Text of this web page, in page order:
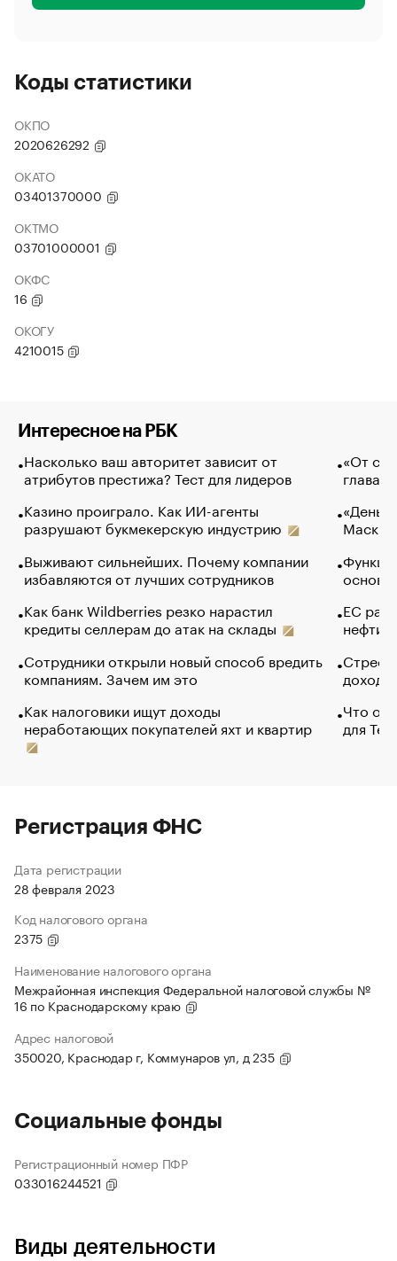
Коды статистики
ОКПО
2020626292
ОКАТО
03401370000
ОКТМО
03701000001
ОКФС
16
ОКОГУ
4210015
Интересное на РБК
Насколько ваш авторитет зависит от
атрибутов престижа? Тест для лидеров
Казино проиграло. Как ИИ-агенты
разрушают букмекерскую индустрию
Выживают сильнейших. Почему компании
избавляются от лучших сотрудников
Как банк Wildberries резко нарастил
кредиты селлерам до атак на склады
Сотрудники открыли новый способ вредить
компаниям. Зачем им это
Как налоговики ищут доходы
неработающих покупателей яхт и квартир
«От
глава
Маск в
основ
ЕС
нефти
Что
для
Регистрация ФНС
Дата регистрации
28 февраля 2023
Код налогового органа
2375
Наименование налогового органа
Межрайонная инспекция Федеральной налоговой службы №
16 по Краснодарскому краю
Адрес налоговой
350020, Краснодар г, Коммунаров ул, д 235
Социальные фонды
Регистрационный номер ПФР
033016244521
Виды деятельности